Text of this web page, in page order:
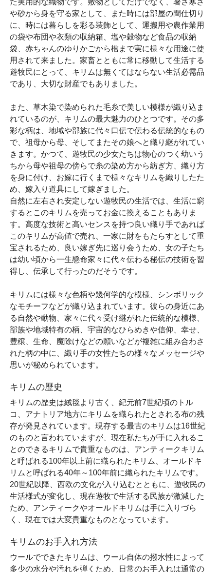
や砂から身を守る家として、また時には部屋の間仕切り
に、時には暮らしを彩る装飾として、運搬用や農作業用
の袋や布団や衣類の収納箱、塩や穀物など食品の収納
袋、赤ちゃんのゆりかごから棺まで実に様々な用途に使
用されて来ました。家畜とともに常に移動して生活する
遊牧民にとって、キリムは無くてはならない生活必需品
であり、大切な財産でもありました。
また、草木染で染められた毛糸で美しい模様が織り込ま
れているのが、キリムの最大魅力のひとつです。その多
彩な柄は、地域や部族に代々口伝で伝わる伝統的なもの
で、祖母から母、そしてまたその娘へと織り継がれてい
きます。かつて、遊牧民の少女たちは物心のつく幼いう
ちから母や祖母の傍らで糸の染め方から紡ぎ方、織り方
を身に付け、お嫁に行くまで様々なキリムを織りしたた
め、嫁入り道具にして嫁ぎました。
自然に左右され安定しない遊牧民の生活では、生活に窮
するとこのキリムを売ってお金に換えることもありま
す。高度な技術と高いセンスを持つ良い織り手であれば
このキリムが高値で売れ、一家に財をもたらすとして重
宝されるため、良い嫁ぎ先に巡り会うため、女の子たち
は幼い頃から一生懸命家々に代々伝わる秘伝の技術を習
得し、伝承して行ったのだそうです。
キリムには様々な色柄や幾何学的な模様、シンボリック
なモチーフなどが織り込まれています。彼らの身近にあ
る自然や動物、家々に代々受け継がれた伝統的な模様、
部族や地域特有の柄、宇宙的なひらめきや信仰、幸せ、
豊穣、生命、魔除けなどの願いなどが複雑に組み合わさ
れた柄の中に、織り手の女性たちの様々なメッセージや
思いが秘められています。
キリムの歴史
キリムの歴史は絨毯より古く、紀元前7世紀頃のトル
コ、アナトリア地方にキリムを織られたとされる布の残
存が発見されています。現存する最古のキリムは16世紀
のものと言われていますが、現在私たちが手に入れるこ
とのできるキリムで貴重なものは、アンティークキリム
と呼ばれる100年以上前に織られたキリム、オールドキ
リムと呼ばれる40年～100年前に織られたキリムです。
20世紀以降、西欧の文化が入り込むとともに、遊牧民の
生活様式が変化し、現在遊牧で生活する民族が激減した
ため、アンティークやオールドキリムは手に入りづら
く、現在では大変貴重なものとなっています。
キリムのお手入れ方法
ウールでできたキリムは、ウール自体の撥水性によって
多少の水分や汚れを弾くため、日常のお手入れは通常の